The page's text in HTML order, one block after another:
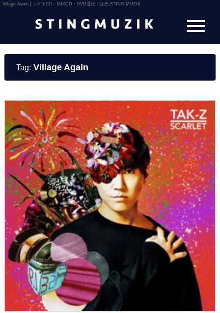
Village Again | レゲエCD・MIXCD・DVD通販・販売 STING MUZIK
Tag: Village Again